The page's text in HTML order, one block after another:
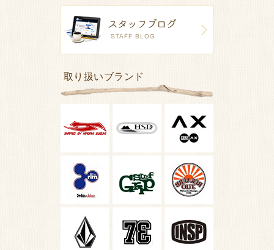
取り扱いブランド